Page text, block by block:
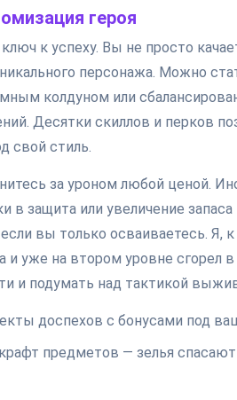
героя
к успеху. Вы не просто
персонажа. Можно
колдуном или
Десятки скиллов и перков
свой стиль.
за уроном любой ценой.
в защита или увеличение запаса
вы только осваиваетесь. Я, к
и уже на втором уровне сгорел в
и подумать над тактикой
доспехов с бонусами под
предметов — зелья